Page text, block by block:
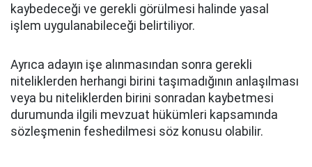
kaybedeceği ve gerekli görülmesi halinde yasal
işlem uygulanabileceği belirtiliyor.
Ayrıca adayın işe alınmasından sonra gerekli
niteliklerden herhangi birini taşımadığının anlaşılması
veya bu niteliklerden birini sonradan kaybetmesi
durumunda ilgili mevzuat hükümleri kapsamında
sözleşmenin feshedilmesi söz konusu olabilir.